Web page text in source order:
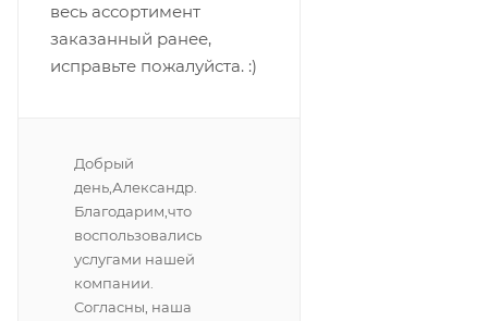
весь ассортимент
заказанный ранее,
исправьте пожалуйста. :)
Добрый
день,Александр.
Благодарим,что
воспользовались
услугами нашей
компании.
Согласны, наша